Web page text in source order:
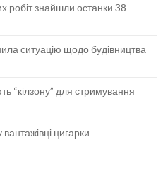
робіт знайшли останки 38
ситуацію щодо будівництва
“кілзону” для стримування
цигарки